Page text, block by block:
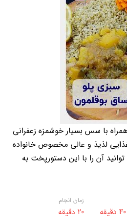
با سس بسیار خوشمزه زعفرانی
لذیذ و عالی مخصوص خانواده
آن را با این دستورپخت به
زمان انجام
20 دقیقه